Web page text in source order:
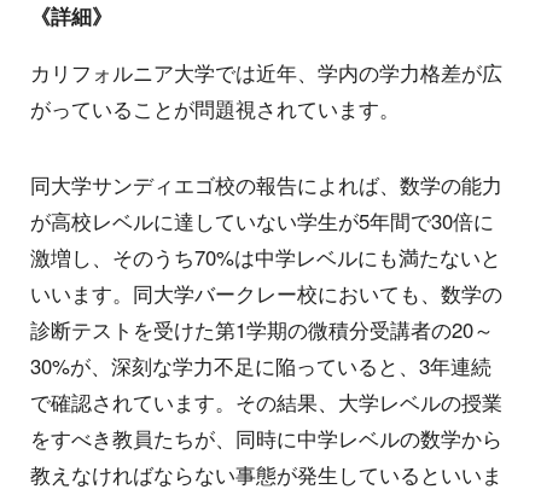
《詳細》
カリフォルニア大学では近年、学内の学力格差が広
がっていることが問題視されています。
同大学サンディエゴ校の報告によれば、数学の能力
が高校レベルに達していない学生が5年間で30倍に
激増し、そのうち70%は中学レベルにも満たないと
いいます。同大学バークレー校においても、数学の
診断テストを受けた第1学期の微積分受講者の20～
30%が、深刻な学力不足に陥っていると、3年連続
で確認されています。その結果、大学レベルの授業
をすべき教員たちが、同時に中学レベルの数学から
教えなければならない事態が発生しているといいま